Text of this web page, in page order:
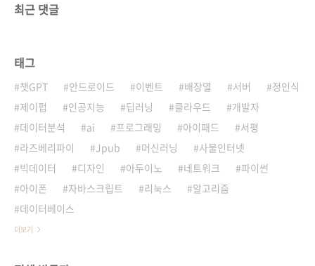
최근 댓글
태그
챗GPT 안드로이드 이벤트 배장열 서버
정인식
제이펍
인공지능 딥러닝 클라우드
개발자
데이터분석
ai 프로그래밍 아이패드
서평
라즈베리파이
Jpub 머신러닝
사물인터넷
빅데이터
디자인 아두이노 네트워크
파이썬
아이폰
자바스크립트 리눅스
알고리즘
데이터베이스
더보기